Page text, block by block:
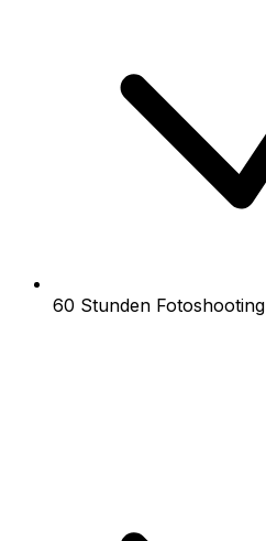
60 Stunden Fotoshooting